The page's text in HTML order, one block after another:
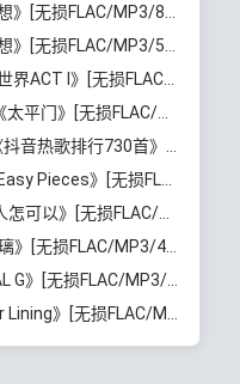
MP3/801MB]百度云网盘下载
MP3/513MB]百度云网盘下载
损FLAC/MP3/861MB]百度云网盘下载
损FLAC/MP3/50MB]百度云网盘下载
热门歌曲整理[高品质MP3/320K/5.35GB]百度云网盘下载
[无损FLAC/MP3/223MB]百度云网盘下载
损FLAC/MP3/65MB]百度云网盘下载
MP3/46MB]百度云网盘下载
FLAC/MP3/729MB]百度云网盘下载
损FLAC/MP3/543MB]百度云网盘下载